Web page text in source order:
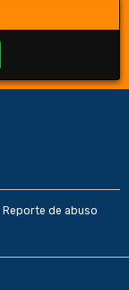
Reporte de abuso